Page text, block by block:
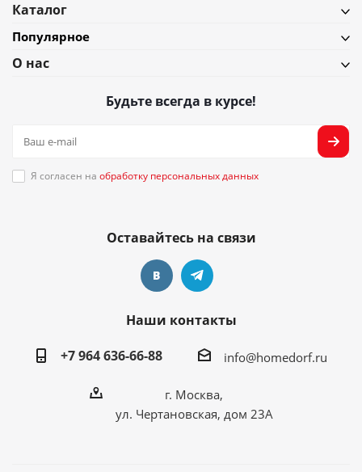
Каталог
Популярное
О нас
Будьте всегда в курсе!
Я согласен на обработку персональных данных
Оставайтесь на связи
Наши контакты
+7 964 636-66-88
info@homedorf.ru
г. Москва,
ул. Чертановская, дом 23А